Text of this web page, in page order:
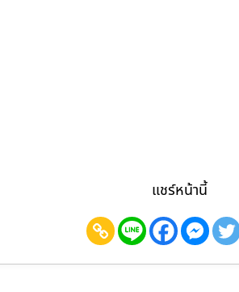
แชร์หน้านี้